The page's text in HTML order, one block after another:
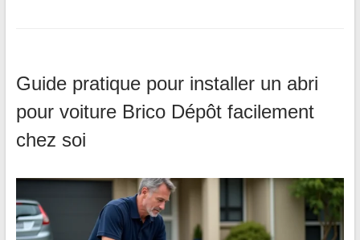
Guide pratique pour installer un abri
pour voiture Brico Dépôt facilement
chez soi